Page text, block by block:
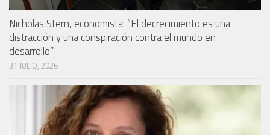
Nicholas Stern, economista: “El decrecimiento es una
distracción y una conspiración contra el mundo en
desarrollo”
31 JULIO, 2026